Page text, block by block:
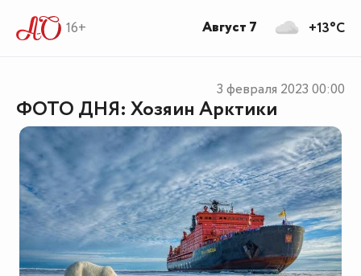
16+
ФОТО ДНЯ: Хозяин Арктики
3 февраля 2023 00:00
+13°C
Август 7